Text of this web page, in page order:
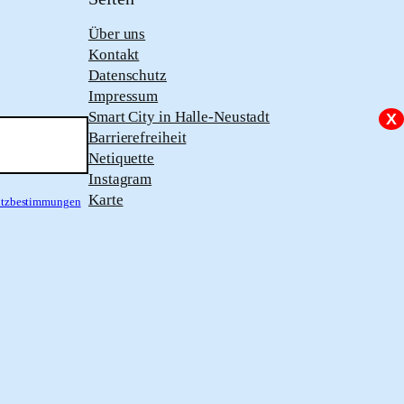
X
Über uns
Kontakt
Datenschutz
Impressum
Smart City in Halle-Neustadt
Barrierefreiheit
Netiquette
Instagram
Karte